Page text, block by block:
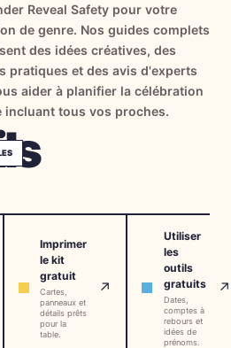
5→
Connexion
🇫🇷FR
Reveal Safety pour votre
de genre. Nos guides complets
des idées créatives, des
pratiques et des avis d'experts
aider à planifier la célébration
incluant tous vos proches.
Imprimer
le kit
gratuit
Cartes,
panneaux et
détails prêts
pour la
table.
↗
Utiliser
les
outils
gratuits
Dates,
comptes à
rebours et
idées de
prénoms.
↗